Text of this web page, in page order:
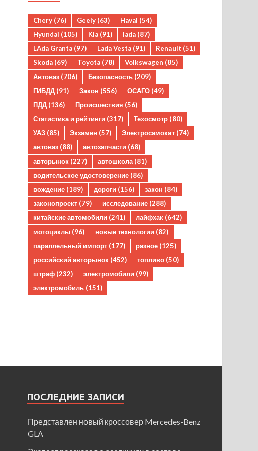
Chery (76) Geely (63) Haval (54)
Hyundai (105) Kia (91) lada (87)
LAda Granta (97) Lada Vesta (91) Renault (51)
Skoda (69) Toyota (78) Volkswagen (85)
Автоваз (706) Безопасность (209)
ГИБДД (91) Закон (556) ОСАГО (49)
ПДД (136) Происшествия (56)
Статистика и рейтинги (317) Техосмотр (80)
УАЗ (85) Экзамен (57) Электросамокат (74)
автоваз (88) автозапчасти (68)
авторынок (227) автошкола (81)
водительское удостоверение (86)
вождение (189) дороги (156) закон (84)
законопроект (79) исследование (288)
китайские автомобили (241) лайфхак (642)
мотоциклы (96) новые технологии (82)
параллельный импорт (177) разное (125)
российский авторынок (452) топливо (50)
штраф (232) электромобили (99)
электромобиль (151)
ПОСЛЕДНИЕ ЗАПИСИ
Представлен новый кроссовер Mercedes-Benz
GLA